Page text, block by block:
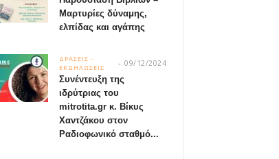
Μαρτυρίες δύναμης,
ελπίδας και αγάπης
Συνέντευξη της
ιδρύτριας του
mitrotita.gr κ. Βίκυς
Χαντζάκου στον
Ραδιοφωνικό σταθμό...
ΔΡΑΣΕΙΣ -
ΕΚΔΗΛΩΣΕΙΣ
09/12/2024